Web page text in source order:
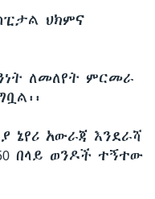
ህክምና
ለመለየት ምርመራ
ኔየሪ አውራጃ እንደራሻ
በላይ ወንዶች ተኝተው